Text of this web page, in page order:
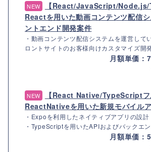
NEW
【React/JavaScript/Node.js/
Reactを用いた動画コンテンツ配信
ントエンド開発案件
・動画コンテンツ配信システムを運営して
ロントサイトのお客様向けカスタマイズ開
月額単価：
NEW
【React Native/TypeScriptフ
ReactNativeを用いた新規モバイル
・Expoを利用したネイティブアプリの設計
・TypeScriptを用いたAPIおよびバックエ
月額単価：